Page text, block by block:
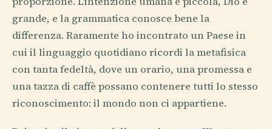
grande, e la grammatica conosce bene la
differenza. Raramente ho incontrato un Paese in
cui il linguaggio quotidiano ricordi la metafisica
con tanta fedeltà, dove un orario, una promessa e
una tazza di caffè possano contenere tutti lo stesso
riconoscimento: il mondo non ci appartiene.